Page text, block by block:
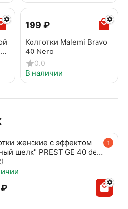
‍199‍ ₽
Колготки Malemi Bravo
40 Nero
0.0
В наличии
1
женские с эффектом
шелк" PRESTIGE 40 den
₽